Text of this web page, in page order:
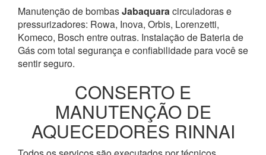
Manutenção de bombasJabaquaracirculadoras e
pressurizadores: Rowa, Inova, Orbis, Lorenzetti,
Komeco, Bosch entre outras. Instalação de Bateria de
Gás com total segurança e confiabilidade para você se
sentir seguro.
CONSERTO E
MANUTENÇÃO DE
AQUECEDORES RINNAI